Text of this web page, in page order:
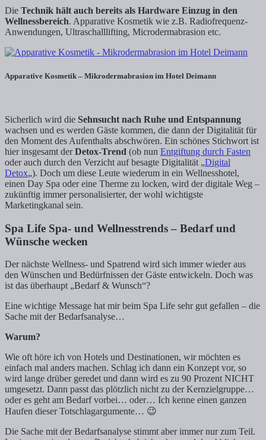
Die Technik hält auch bereits als Hardware Einzug in den
Wellnessbereich. Apparative Kosmetik wie z.B. Radiofrequenz-
Anwendungen, Ultraschalllifting, Microdermabrasion etc.
Apparative Kosmetik – Mikrodermabrasion im Hotel Deimann
Sicherlich wird die Sehnsucht nach Ruhe und Entspannung
wachsen und es werden Gäste kommen, die dann der Digitalität für
den Moment des Aufenthalts abschwören. Ein schönes Stichwort ist
hier insgesamt derDetox-Trend (ob nun Entgiftung durch Fasten
oder auch durch den Verzicht auf besagte Digitalität „Digital
Detox„). Doch um diese Leute wiederum in ein Wellnesshotel,
einen Day Spa oder eine Therme zu locken, wird der digitale Weg –
zukünftig immer personalisierter, der wohl wichtigste
Marketingkanal sein.
Spa Life Spa- und Wellnesstrends – Bedarf und
Wünsche wecken
Der nächste Wellness- und Spatrend wird sich immer wieder aus
den Wünschen und Bedürfnissen der Gäste entwickeln. Doch was
ist das überhaupt „Bedarf & Wunsch“?
Eine wichtige Message hat mir beim Spa Life sehr gut gefallen – die
Sache mit der Bedarfsanalyse…
Warum?
Wie oft höre ich von Hotels und Destinationen, wir möchten es
einfach mal anders machen. Schlag ich dann ein Konzept vor, so
wird lange drüber geredet und dann wird es zu 90 Prozent NICHT
umgesetzt. Dann passt das plötzlich nicht zu der Kernzielgruppe…
oder es geht am Bedarf vorbei… oder… Ich kenne einen ganzen
Haufen dieser Totschlagargumente… 😉
Die Sache mit der Bedarfsanalyse stimmt aber immer nur zum Teil.